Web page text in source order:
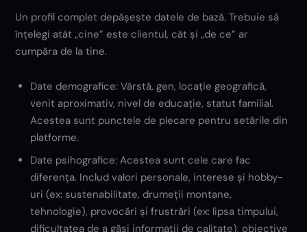
Un profil complet depășește datele de bază. Trebuie să
înțelegi atât „cine” este clientul, cât și „de ce” ar
cumpăra de la tine.
Date demografice: Vârstă, gen, locație geografică,
venit aproximativ, nivel de educație, statut familial.
Acestea sunt punctele de plecare pentru setările din
platforme.
Date psihografice: Acestea sunt cele care fac
diferența. Includ valori personale, interese și hobby-
uri (ex: sustenabilitate, drumeții montane,
tehnologie), provocări și frustrări (ex: lipsa timpului,
dificultatea de a găsi informații de calitate), obiective